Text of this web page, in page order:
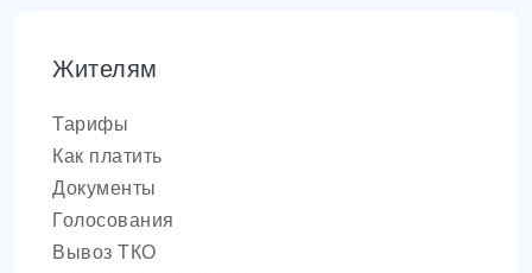
Жителям
Тарифы
Как платить
Документы
Голосования
Вывоз ТКО